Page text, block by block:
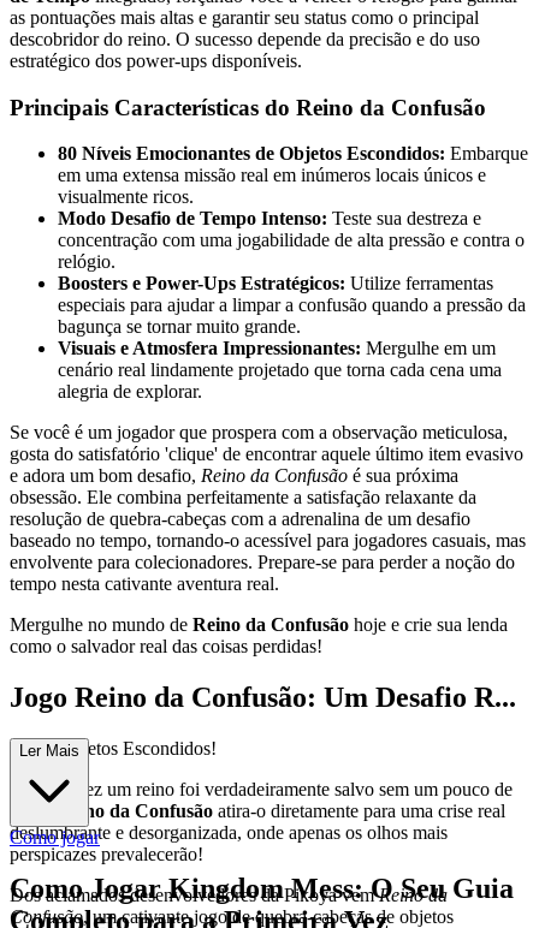
as pontuações mais altas e garantir seu status como o principal
descobridor do reino. O sucesso depende da precisão e do uso
estratégico dos power-ups disponíveis.
Principais Características do Reino da Confusão
80 Níveis Emocionantes de Objetos Escondidos: Embarque
em uma extensa missão real em inúmeros locais únicos e
visualmente ricos.
Modo Desafio de Tempo Intenso: Teste sua destreza e
concentração com uma jogabilidade de alta pressão e contra o
relógio.
Boosters e Power-Ups Estratégicos: Utilize ferramentas
especiais para ajudar a limpar a confusão quando a pressão da
bagunça se tornar muito grande.
Visuais e Atmosfera Impressionantes: Mergulhe em um
cenário real lindamente projetado que torna cada cena uma
alegria de explorar.
Se você é um jogador que prospera com a observação meticulosa,
gosta do satisfatório 'clique' de encontrar aquele último item evasivo
e adora um bom desafio, Reino da Confusão é sua próxima
obsessão. Ele combina perfeitamente a satisfação relaxante da
resolução de quebra-cabeças com a adrenalina de um desafio
baseado no tempo, tornando-o acessível para jogadores casuais, mas
envolvente para colecionadores. Prepare-se para perder a noção do
tempo nesta cativante aventura real.
Mergulhe no mundo de Reino da Confusão hoje e crie sua lenda
como o salvador real das coisas perdidas!
Jogo Reino da Confusão: Um Desafio R...
eal de Objetos Escondidos!
Alguma vez um reino foi verdadeiramente salvo sem um pouco de
Reino da Confusão atira-o diretamente para uma crise real
deslumbrante e desorganizada, onde apenas os olhos mais
perspicazes prevalecerão!
Dos aclamados desenvolvedores da Pikoya vemReino da
Confusão, um cativante jogo de quebra-cabeças de objetos
Ler Mais
Como jogar
Como Jogar Kingdom Mess: O Seu Guia
Completo para a Primeira Vez